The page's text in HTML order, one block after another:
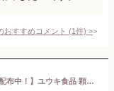
おすすめコメント (1件) >
【大感謝祭限定！最大2000円OFFクーポン配布中！】ユウキ食品 顆粒あごだし化学調味料無添加 400g 業務用